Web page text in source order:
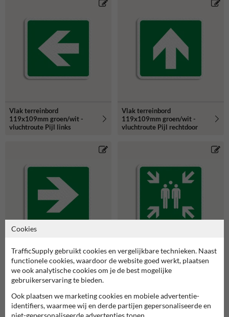
Vlak terreinbord
119x109mm groen/wit -
vluchtroute Pijl links
Vlak terreinbord
119x109mm groen/wit -
vluchtroute Pijl rechtdoor
Vlak terreinbord
119x109mm groen/wit -
vluchtroute Pijl rechts
Vlak terreinbord
119x109mm groen/wit -
Pictogram Verzamelplaats
Cookies
TrafficSupply gebruikt cookies en vergelijkbare technieken. Naast
functionele cookies, waardoor de website goed werkt, plaatsen
we ook analytische cookies om je de best mogelijke
gebruikerservaring te bieden.
Ook plaatsen we marketing cookies en mobiele advertentie-
identifiers, waarmee wij en derde partijen gepersonaliseerde en
niet-gepersonaliseerde advertenties tonen